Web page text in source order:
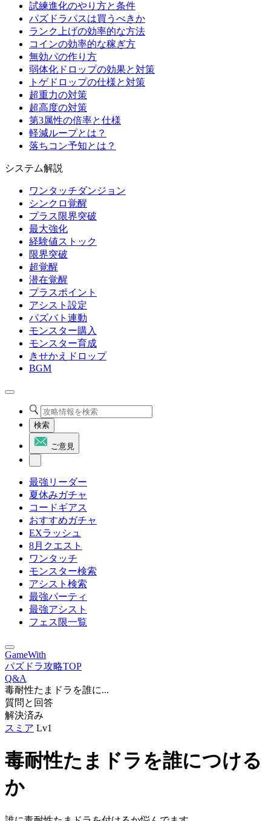
試練進化のやり方と条件
パズドラパスは買うべきか
ランク上げの効率的な方法
コインの効率的な稼ぎ方
無効パの作り方
弱体化ドロップの効果と対策
トゲドロップの仕様と対策
超重力の対策
超高度の対策
第3属性の倍率と仕様
軽減ループとは？
落ちコン予知とは？
システム解説
ワンタッチダンジョン
シンクロ覚醒
プラス限界突破
最大強化
経験値ストック
限界突破
超覚醒
潜在覚醒
プラスポイント
アシスト設定
パズバト連動
モンスター購入
モンスター育成
きせかえドロップ
BGM
検索
ご意見
最強リーダー
夏休みガチャ
コードギアス
おすすめガチャ
EXラッシュ
8月クエスト
ワンタッチ
モンスター検索
アシスト検索
最強パーティ
最強アシスト
フェス限一覧
GameWith
パズドラ攻略TOP
Q&A
毒耐性たまドラを誰に...
質問と回答
解決済み
スミア Lv1
毒耐性たまドラを誰につける
か